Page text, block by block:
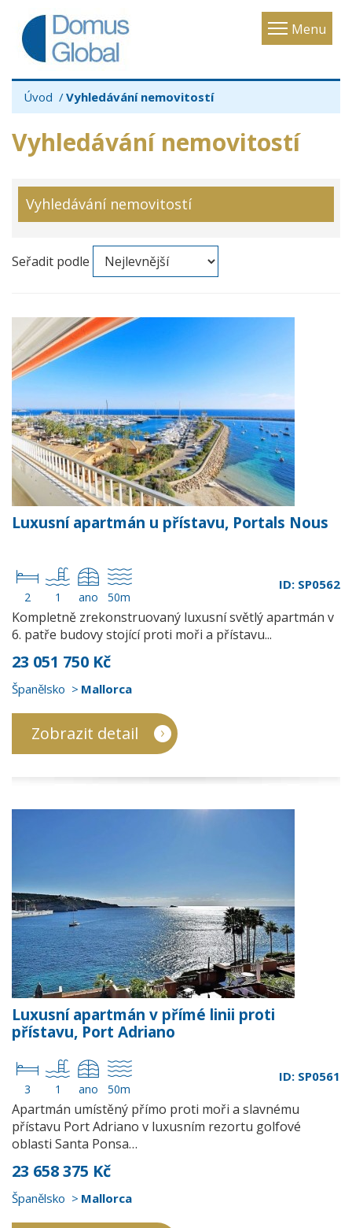
Menu
Toggle
Úvod Vyhledávání nemovitostí
Vyhledávání nemovitostí
Vyhledávání nemovitostí
Seřadit podle
Luxusní apartmán u přístavu, Portals Nous
2 1 ano 50m
ID: SP0562
Kompletně zrekonstruovaný luxusní světlý apartmán v
6. patře budovy stojící proti moři a přístavu...
23 051 750 Kč
Španělsko Mallorca
Zobrazit detail
Luxusní apartmán v přímé linii proti
přístavu, Port Adriano
3 1 ano 50m
ID: SP0561
Apartmán umístěný přímo proti moři a slavnému
přístavu Port Adriano v luxusním rezortu golfové
oblasti Santa Ponsa…
23 658 375 Kč
Španělsko Mallorca